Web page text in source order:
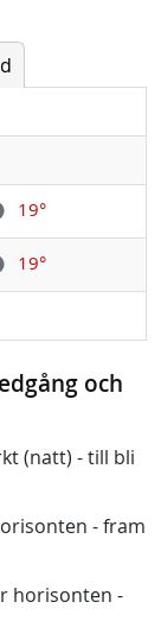
19°
19°
och
(natt) - till bli
- fram
horisonten -